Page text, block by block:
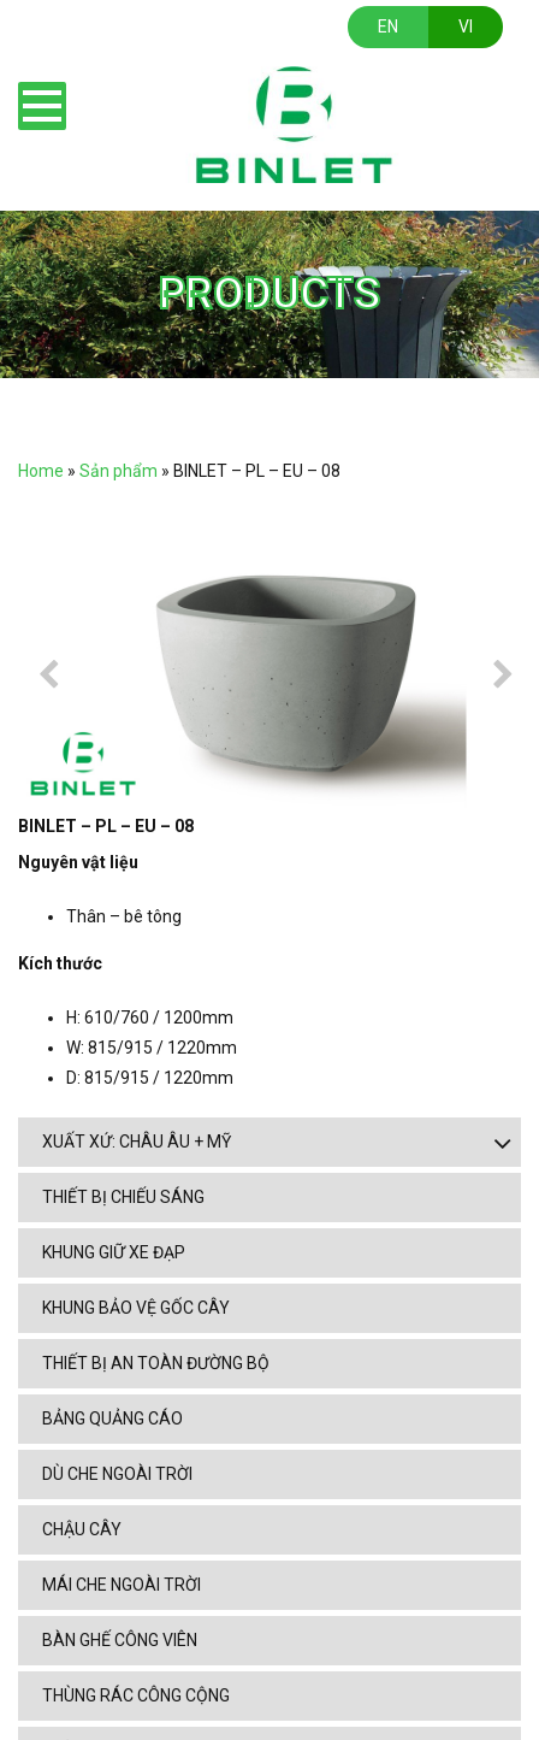
EN VI
PRODUCTS
Home » Sản phẩm » BINLET – PL – EU – 08
BINLET – PL – EU – 08
Nguyên vật liệu
Thân – bê tông
Kích thước
H: 610/760 / 1200mm
W: 815/915 / 1220mm
D: 815/915 / 1220mm
XUẤT XỨ: CHÂU ÂU + MỸ
THIẾT BỊ CHIẾU SÁNG
KHUNG GIỮ XE ĐẠP
KHUNG BẢO VỆ GỐC CÂY
THIẾT BỊ AN TOÀN ĐƯỜNG BỘ
BẢNG QUẢNG CÁO
DÙ CHE NGOÀI TRỜI
CHẬU CÂY
MÁI CHE NGOÀI TRỜI
BÀN GHẾ CÔNG VIÊN
THÙNG RÁC CÔNG CỘNG